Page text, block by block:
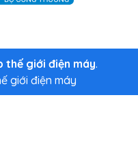
thế giới điện máy.
giới điện máy